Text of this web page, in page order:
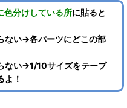
色分けしている所に貼ると
ない→各パーツにどこの部
ない→1/10サイズをテープ
よ！